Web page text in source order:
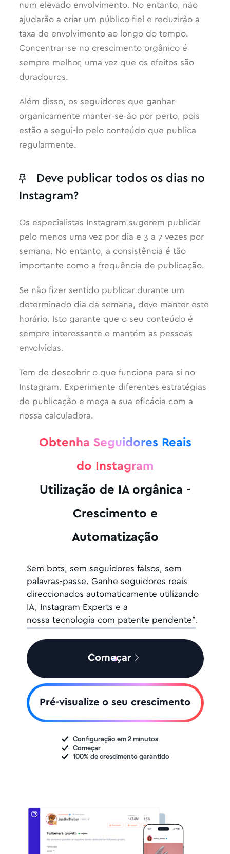
num elevado envolvimento. No entanto, não
ajudarão a criar um público fiel e reduzirão a
taxa de envolvimento ao longo do tempo.
Concentrar-se no crescimento orgânico é
sempre melhor, uma vez que os efeitos são
duradouros.
Além disso, os seguidores que ganhar
organicamente manter-se-ão por perto, pois
estão a segui-lo pelo conteúdo que publica
regularmente.
Deve publicar todos os dias no
Instagram?
Os especialistas Instagram sugerem publicar
pelo menos uma vez por dia e 3 a 7 vezes por
semana. No entanto, a consistência é tão
importante como a frequência de publicação.
Se não fizer sentido publicar durante um
determinado dia da semana, deve manter este
horário. Isto garante que o seu conteúdo é
sempre interessante e mantém as pessoas
envolvidas.
Tem de descobrir o que funciona para si no
Instagram. Experimente diferentes estratégias
de publicação e meça a sua eficácia com a
nossa calculadora.
Obtenha Seguidores Reais
do Instagram
Utilização de IA orgânica -
Crescimento e
Automatização
Sem bots, sem seguidores falsos, sem
palavras-passe. Ganhe seguidores reais
direccionados automaticamente utilizando
IA, Instagram Experts e a
nossa tecnologia com patente pendente*.
Começar
Pré-visualize o seu crescimento
Configuração em2 minutos
Começar
100% de crescimento garantido